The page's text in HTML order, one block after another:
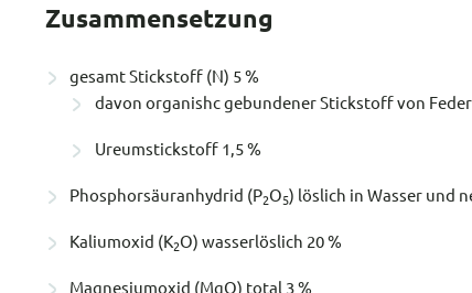
Zusammensetzung
gesamt Stickstoff (N) 5 %
davon organishc gebundener Stickstoff von
Ureumstickstoff 1,5 %
Phosphorsäuranhydrid (P2O5) löslich in Wasser und
Kaliumoxid (K2O) wasserlöslich 20 %
Magnesiumoxid (MgO) total 3 %